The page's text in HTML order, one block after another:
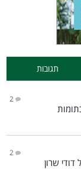
תגובות
2
2
דודי שרון